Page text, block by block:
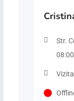
Str.